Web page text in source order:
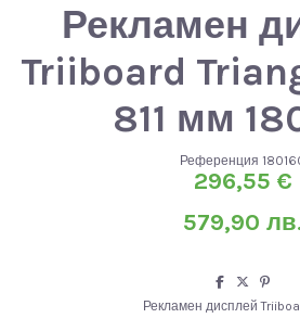
Рекламен
Triiboard
811 мм
Референция
296,55 €
579,90
Рекламен дисплей